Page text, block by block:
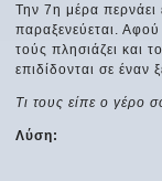
Την 7η μέρα περνάει
παραξενεύεται. Αφού
τούς πλησιάζει και
επιδίδονται σε
Τι τους είπε ο γέρο
Λύση: